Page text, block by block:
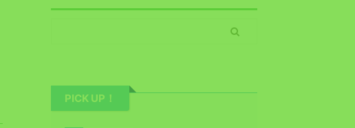
PICK UP！